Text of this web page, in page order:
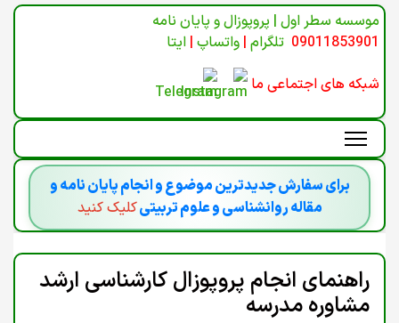
موسسه سطر اول | پروپوزال و پایان نامه
09011853901 تلگرام | واتساپ | ایتا
شبکه های اجتماعی ما
برای سفارش جدیدترین موضوع و انجام پایان نامه و
مقاله روانشناسی و علوم تربیتیکلیک کنید
راهنمای انجام پروپوزال کارشناسی ارشد
مشاوره مدرسه